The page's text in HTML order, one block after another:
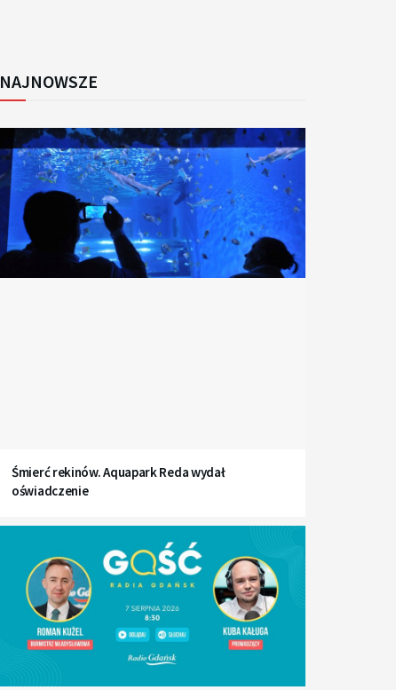
NAJNOWSZE
Śmierć rekinów. Aquapark Reda wydał
oświadczenie